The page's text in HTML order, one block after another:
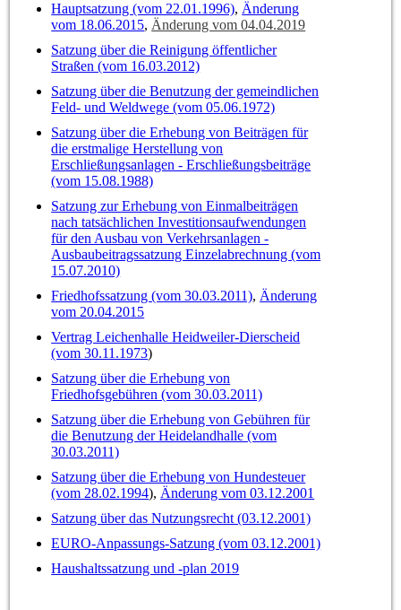
Hauptsatzung (vom 22.01.1996), Änderung
vom 18.06.2015, Änderung vom 04.04.2019
Satzung über die Reinigung öffentlicher
Straßen (vom 16.03.2012)
Satzung über die Benutzung der gemeindlichen
Feld- und Weldwege (vom 05.06.1972)
Satzung über die Erhebung von Beiträgen für
die erstmalige Herstellung von
Erschließungsanlagen - Erschließungsbeiträge
(vom 15.08.1988)
Satzung zur Erhebung von Einmalbeiträgen
nach tatsächlichen Investitionsaufwendungen
für den Ausbau von Verkehrsanlagen -
Ausbaubeitragssatzung Einzelabrechnung (vom
15.07.2010)
Friedhofssatzung (vom 30.03.2011), Änderung
vom 20.04.2015
Vertrag Leichenhalle Heidweiler-Dierscheid
(vom 30.11.1973)
Satzung über die Erhebung von
Friedhofsgebühren (vom 30.03.2011)
Satzung über die Erhebung von Gebühren für
die Benutzung der Heidelandhalle (vom
30.03.2011)
Satzung über die Erhebung von Hundesteuer
(vom 28.02.1994), Änderung vom 03.12.2001
Satzung über das Nutzungsrecht (03.12.2001)
EURO-Anpassungs-Satzung (vom 03.12.2001)
Haushaltssatzung und -plan 2019